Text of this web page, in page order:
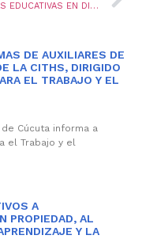
CHARLAS EDUCATIVAS EN DIFERENTES COLEGIOS DE LA CIUDAD
DE AUXILIARES DE
LA CITHS, DIRIGIDO
EL TRABAJO Y EL
Cúcuta informa a
el Trabajo y el
A
PROPIEDAD, AL
Y LA